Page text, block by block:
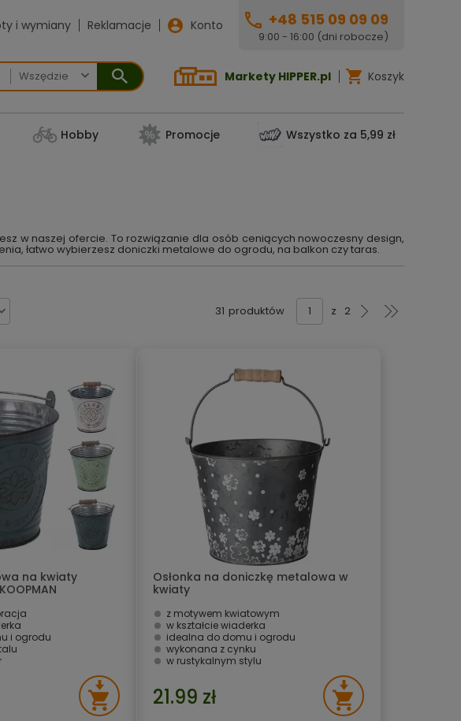
i wymiany Reklamacje Konto +48 515 09 09 09
9:00 - 16:00 (dni robocze)
 Markety HIPPER.pl Koszyk
Hobby Promocje Wszystko za 5,99 zł
w naszej ofercie. To rozwiązanie dla osób ceniących nowoczesny design,
łatwo wybierzesz doniczki metalowe do ogrodu, na balkon czy taras.
31 produktów z 2
na kwiaty
i ogrodu
Osłonka na doniczkę metalowa w
kwiaty
z motywem kwiatowym
w kształcie wiaderka
idealna do domu i ogrodu
wykonana z cynku
w rustykalnym stylu
21.99 zł